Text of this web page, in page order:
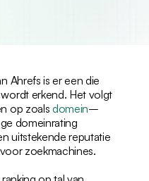
Ahrefs is er een die
erkend. Het volgt
op zoals domein–
domeinrating
uitstekende reputatie
zoekmachines.